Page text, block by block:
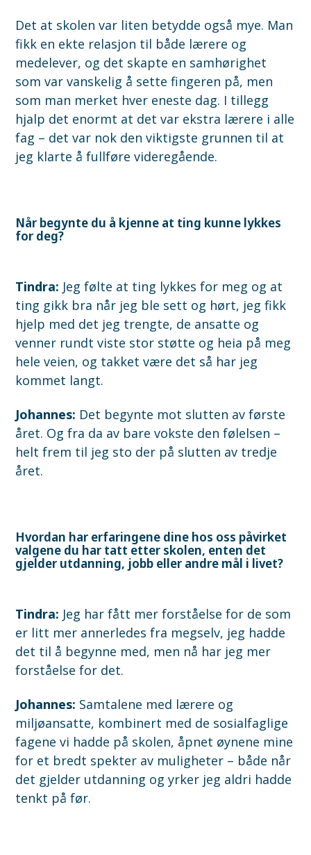
Det at skolen var liten betydde også mye. Man
fikk en ekte relasjon til både lærere og
medelever, og det skapte en samhørighet
som var vanskelig å sette fingeren på, men
som man merket hver eneste dag. I tillegg
hjalp det enormt at det var ekstra lærere i alle
fag – det var nok den viktigste grunnen til at
jeg klarte å fullføre videregående.
Når begynte du å kjenne at ting kunne lykkes
for deg?
Tindra: Jeg følte at ting lykkes for meg og at
ting gikk bra når jeg ble sett og hørt, jeg fikk
hjelp med det jeg trengte, de ansatte og
venner rundt viste stor støtte og heia på meg
hele veien, og takket være det så har jeg
kommet langt.
Johannes: Det begynte mot slutten av første
året. Og fra da av bare vokste den følelsen –
helt frem til jeg sto der på slutten av tredje
året.
Hvordan har erfaringene dine hos oss påvirket
valgene du har tatt etter skolen, enten det
gjelder utdanning, jobb eller andre mål i livet?
Tindra: Jeg har fått mer forståelse for de som
er litt mer annerledes fra megselv, jeg hadde
det til å begynne med, men nå har jeg mer
forståelse for det.
Johannes: Samtalene med lærere og
miljøansatte, kombinert med de sosialfaglige
fagene vi hadde på skolen, åpnet øynene mine
for et bredt spekter av muligheter – både når
det gjelder utdanning og yrker jeg aldri hadde
tenkt på før.